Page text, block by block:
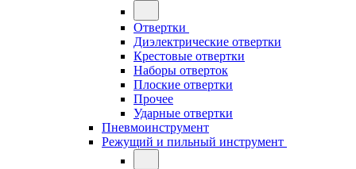
Отвертки
Диэлектрические отвертки
Крестовые отвертки
Наборы отверток
Плоские отвертки
Прочее
Ударные отвертки
Пневмоинструмент
Режущий и пильный инструмент